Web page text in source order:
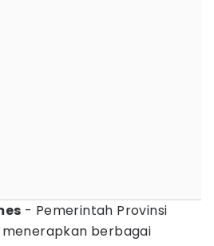
- Pemerintah Provinsi
berbagai